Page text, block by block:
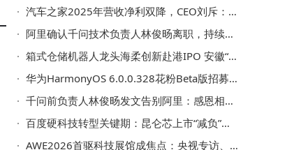
汽车之家2025年营收净利双降，CEO刘斥：以AI驱动转型聚焦两大举措
阿里确认千问技术负责人林俊旸离职，持续加码AI投入与开源生态建设
箱式仓储机器人龙头海柔创新赴港IPO 安徽“85后”创始人领航硬科技赛道
华为HarmonyOS 6.0.0.328花粉Beta版招募开启 多款机型可尝鲜新功能
千问前负责人林俊旸发文告别阿里：感恩相伴 寄语团队继续加油前行
百度硬科技转型关键期：昆仑芯上市“减负”，萝卜快跑出海“烧钱”添阻
AWE2026首驱科技展馆成焦点：央视专访、大佬探访，共启两轮智行新未来